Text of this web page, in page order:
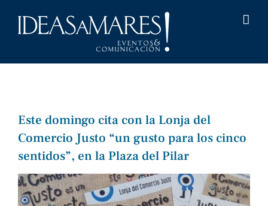
Este domingo cita con la Lonja del
Comercio Justo “un gusto para los cinco
sentidos”, en la Plaza del Pilar
Ver
imagen